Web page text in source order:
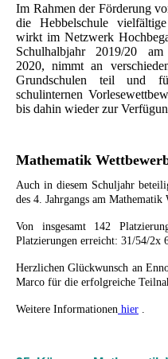
Im Rahmen der Förderung
die Hebbelschule
wirkt im Netzwerk
Schulhalbjahr 2019/20 am
2020, nimmt an
Grundschulen teil und
schulinternen
bis dahin wieder zur
Mathematik
Auch in diesem Schuljahr
des 4. Jahrgangs am
Von insgesamt 142
Platzierungen erreicht: 31/54/2x
Herzlichen Glückwunsch an
Marco für die erfolgreiche
Weitere Informationen hier